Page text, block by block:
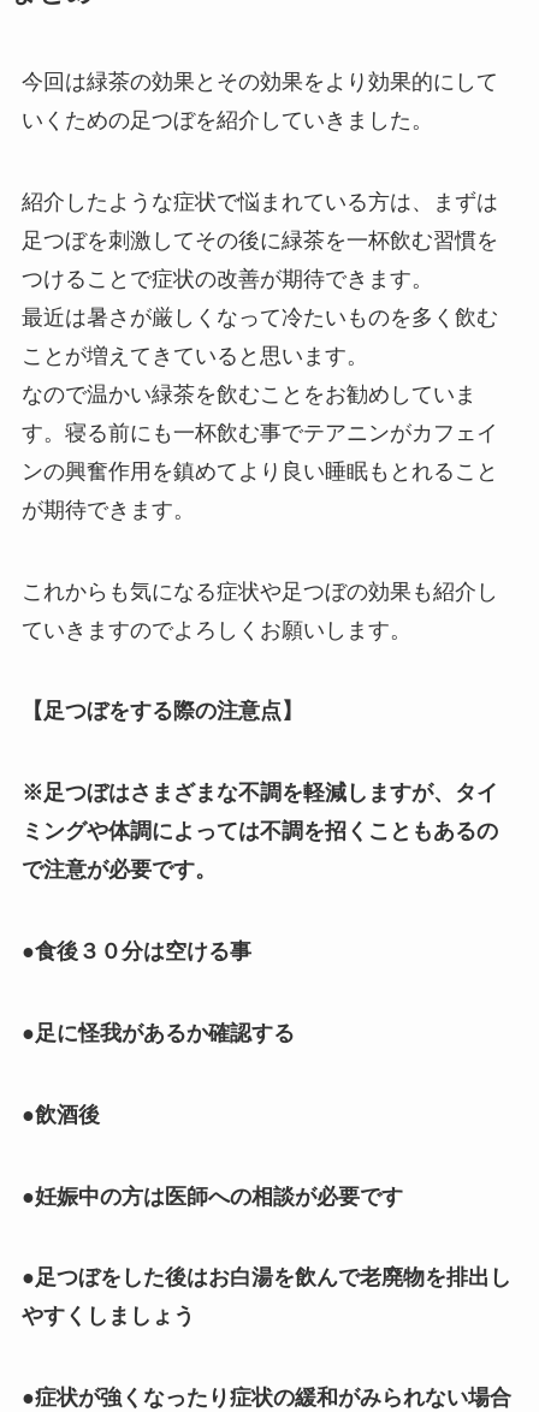
今回は緑茶の効果とその効果をより効果的にして
いくための足つぼを紹介していきました。
紹介したような症状で悩まれている方は、まずは
足つぼを刺激してその後に緑茶を一杯飲む習慣を
つけることで症状の改善が期待できます。
最近は暑さが厳しくなって冷たいものを多く飲む
ことが増えてきていると思います。
なので温かい緑茶を飲むことをお勧めしていま
す。寝る前にも一杯飲む事でテアニンがカフェイ
ンの興奮作用を鎮めてより良い睡眠もとれること
が期待できます。
これからも気になる症状や足つぼの効果も紹介し
ていきますのでよろしくお願いします。
【足つぼをする際の注意点】
※足つぼはさまざまな不調を軽減しますが、タイ
ミングや体調によっては不調を招くこともあるの
で注意が必要です。
●食後３０分は空ける事
●足に怪我があるか確認する
●飲酒後
●妊娠中の方は医師への相談が必要です
●足つぼをした後はお白湯を飲んで老廃物を排出し
やすくしましょう
●症状が強くなったり症状の緩和がみられない場合